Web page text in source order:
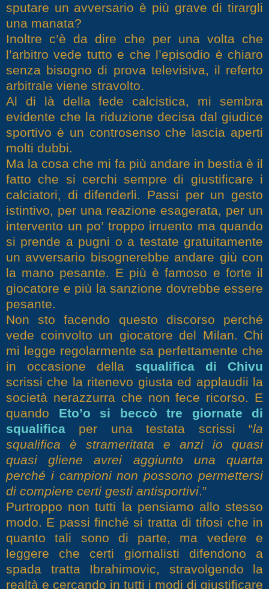
sputare un avversario è più grave di tirargli
una manata?
Inoltre c’è da dire che per una volta che
l’arbitro vede tutto e che l’episodio è chiaro
senza bisogno di prova televisiva, il referto
arbitrale viene stravolto.
Al di là della fede calcistica, mi sembra
evidente che la riduzione decisa dal giudice
sportivo è un controsenso che lascia aperti
molti dubbi.
Ma la cosa che mi fa più andare in bestia è il
fatto che si cerchi sempre di giustificare i
calciatori, di difenderli. Passi per un gesto
istintivo, per una reazione esagerata, per un
intervento un po’ troppo irruento ma quando
si prende a pugni o a testate gratuitamente
un avversario bisognerebbe andare giù con
la mano pesante. E più è famoso e forte il
giocatore e più la sanzione dovrebbe essere
pesante.
Non sto facendo questo discorso perché
vede coinvolto un giocatore del Milan. Chi
mi legge regolarmente sa perfettamente che
in occasione della squalifica di Chivu
scrissi che la ritenevo giusta ed applaudii la
società nerazzurra che non fece ricorso. E
quando Eto’o si beccò tre giornate di
squalifica per una testata scrissi “la
squalifica è strameritata e anzi io quasi
quasi gliene avrei aggiunto una quarta
perché i campioni non possono permettersi
di compiere certi gesti antisportivi.”
Purtroppo non tutti la pensiamo allo stesso
modo. E passi finché si tratta di tifosi che in
quanto tali sono di parte, ma vedere e
leggere che certi giornalisti difendono a
spada tratta Ibrahimovic, stravolgendo la
realtà e cercando in tutti i modi di giustificare